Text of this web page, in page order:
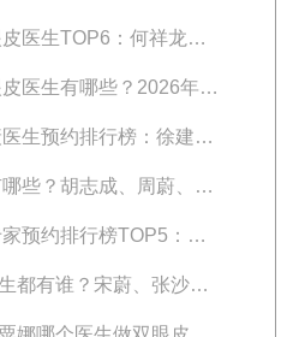
2026年天津知名双眼皮医生TOP6：何祥龙、卜胜利、关迪剑、邵妍、夏红福、毕小丽:好？
2026年石家庄割双眼皮医生有哪些？2026年石家庄双眼皮专家预约排行榜前十名大全
2026年郑州注射抗衰医生预约排行榜：徐建平、张歌、赵永华、张婉霞、王妍芝、唐喜、李娟、朱怡梦哪个好？
2026郑州隆鼻专家有哪些？胡志成、周蔚、张海洋、王启立、张鹏、李冰谁做鼻子更好？
2026年西安做鼻子专家预约排行榜TOP5：曾熬、霍玉旺、房志强、蒋立、刘宝军哪个更好？
西安知名的双眼皮医生都有谁？宋蔚、张沙沙、韩钰博、王璇、张文军谁做双眼皮更好？